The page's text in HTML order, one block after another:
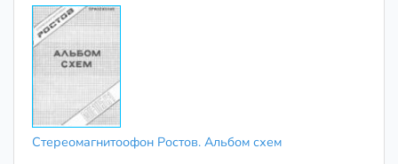
Стереомагнитоофон Ростов. Альбом схем